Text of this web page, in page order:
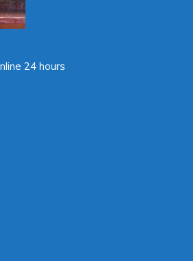
24 hours